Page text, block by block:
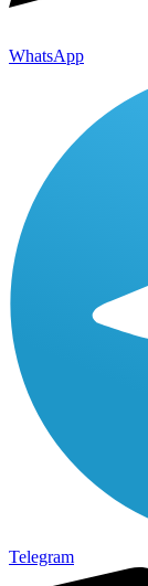
WhatsApp
Telegram